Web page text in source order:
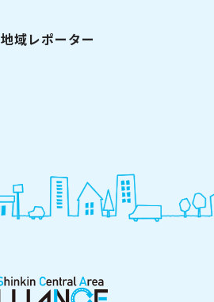
地域レポーター